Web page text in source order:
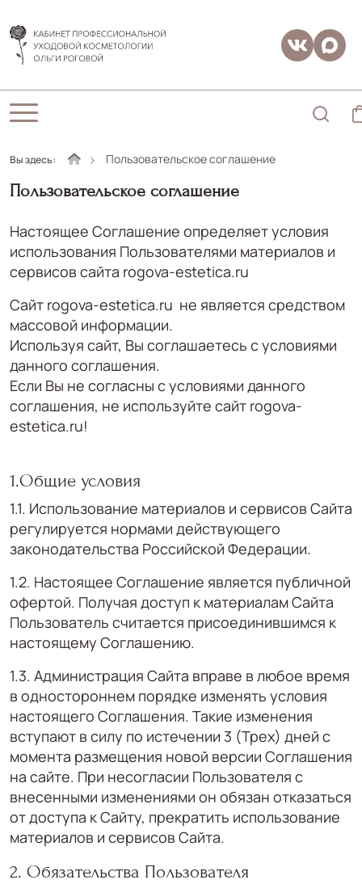
Вы здесь: Пользовательское соглашение
Пользовательское соглашение
Настоящее Соглашение определяет условия
использования Пользователями материалов и
сервисов сайта rogova-estetica.ru
Сайт rogova-estetica.ru не является средством
массовой информации.
Используя сайт, Вы соглашаетесь с условиями
данного соглашения.
Если Вы не согласны с условиями данного
соглашения, не используйте сайт rogova-
estetica.ru!
1.Общие условия
1.1. Использование материалов и сервисов Сайта
регулируется нормами действующего
законодательства Российской Федерации.
1.2. Настоящее Соглашение является публичной
офертой. Получая доступ к материалам Сайта
Пользователь считается присоединившимся к
настоящему Соглашению.
1.3. Администрация Сайта вправе в любое время
в одностороннем порядке изменять условия
настоящего Соглашения. Такие изменения
вступают в силу по истечении 3 (Трех) дней с
момента размещения новой версии Соглашения
на сайте. При несогласии Пользователя с
внесенными изменениями он обязан отказаться
от доступа к Сайту, прекратить использование
материалов и сервисов Сайта.
2. Обязательства Пользователя